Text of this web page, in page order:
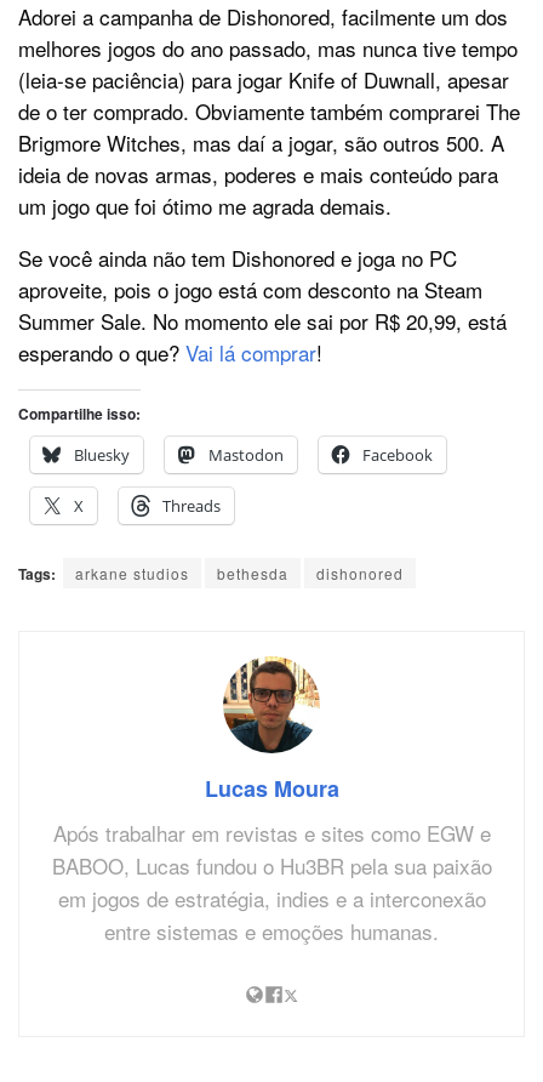
Adorei a campanha de Dishonored, facilmente um dos
melhores jogos do ano passado, mas nunca tive tempo
(leia-se paciência) para jogar Knife of Duwnall, apesar
de o ter comprado. Obviamente também comprarei The
Brigmore Witches, mas daí a jogar, são outros 500. A
ideia de novas armas, poderes e mais conteúdo para
um jogo que foi ótimo me agrada demais.
Se você ainda não tem Dishonored e joga no PC
aproveite, pois o jogo está com desconto na Steam
Summer Sale. No momento ele sai por R$ 20,99, está
esperando o que? Vai lá comprar!
Compartilhe isso:
Bluesky
Mastodon Facebook
X Threads
Tags: arkane studios bethesda dishonored
Lucas Moura
Após trabalhar em revistas e sites como EGW e
BABOO, Lucas fundou o Hu3BR pela sua paixão
em jogos de estratégia, indies e a interconexão
entre sistemas e emoções humanas.